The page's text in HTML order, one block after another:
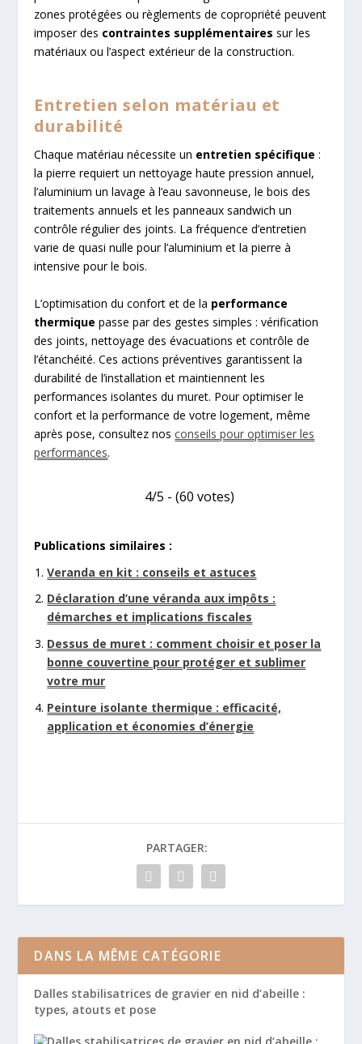
zones protégées ou règlements de copropriété peuvent
imposer des contraintes supplémentaires sur les
matériaux ou l’aspect extérieur de la construction.
Entretien selon matériau et
durabilité
Chaque matériau nécessite un entretien spécifique :
la pierre requiert un nettoyage haute pression annuel,
l’aluminium un lavage à l’eau savonneuse, le bois des
traitements annuels et les panneaux sandwich un
contrôle régulier des joints. La fréquence d’entretien
varie de quasi nulle pour l’aluminium et la pierre à
intensive pour le bois.
L’optimisation du confort et de la performance
thermique passe par des gestes simples : vérification
des joints, nettoyage des évacuations et contrôle de
l’étanchéité. Ces actions préventives garantissent la
durabilité de l’installation et maintiennent les
performances isolantes du muret. Pour optimiser le
confort et la performance de votre logement, même
après pose, consultez nosconseils pour optimiser les
performances.
4/5 - (60 votes)
Publications similaires :
Veranda en kit : conseils et astuces
Déclaration d’une véranda aux impôts :
démarches et implications fiscales
Dessus de muret : comment choisir et poser la
bonne couvertine pour protéger et sublimer
votre mur
Peinture isolante thermique : efficacité,
application et économies d’énergie
PARTAGER:
DANS LA MÊME CATÉGORIE
Dalles stabilisatrices de gravier en nid d’abeille :
types, atouts et pose